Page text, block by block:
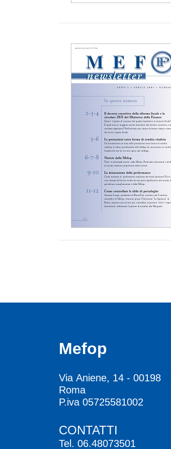
Mefop
Via Aniene, 14 - 00198
Roma
P.iva 05725581002
CONTATTI
Tel. 06.48073501